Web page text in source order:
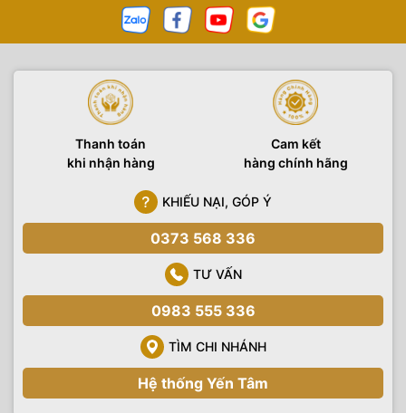
Thanh toán
khi nhận hàng
Cam kết
hàng chính hãng
KHIẾU NẠI, GÓP Ý
0373 568 336
TƯ VẤN
0983 555 336
TÌM CHI NHÁNH
Hệ thống Yến Tâm